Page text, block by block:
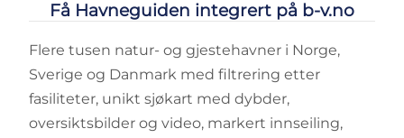
Få Havneguiden integrert på b-v.no
Flere tusen natur- og gjestehavner i Norge,
Sverige og Danmark med filtrering etter
fasiliteter, unikt sjøkart med dybder,
oversiktsbilder og video, markert innseiling,